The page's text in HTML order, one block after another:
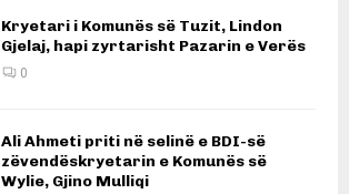
Kryetari i Komunës së Tuzit, Lindon
Gjelaj, hapi zyrtarisht Pazarin e Verës
0
Ali Ahmeti priti në selinë e BDI-së
zëvendëskryetarin e Komunës së
Wylie, Gjino Mulliqi